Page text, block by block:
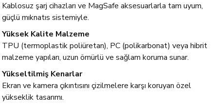
Kablosuz şarj cihazları ve MagSafe aksesuarlarla tam uyum,
güçlü mıknatıs sistemiyle.
Yüksek Kalite Malzeme
TPU (termoplastik poliüretan), PC (polikarbonat) veya hibrit
malzeme yapıları, uzun ömürlü ve sağlam koruma sunar.
Yükseltilmiş Kenarlar
Ekran ve kamera çıkıntısını çizilmelere karşı koruyan özel
yükseklik tasarımı.